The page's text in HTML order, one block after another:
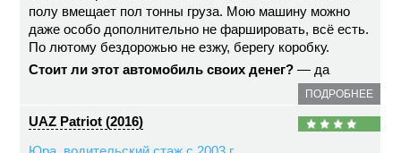
полу вмещает пол тонны груза. Мою машину можно
даже особо дополнительно не фаршировать, всё есть.
По лютому бездорожью не езжу, берегу коробку.
Стоит ли этот автомобиль своих денег? — да
ПОДРОБНЕЕ
UAZ Patriot (2016)